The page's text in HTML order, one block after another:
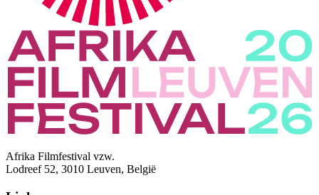
Afrika Filmfestival vzw.
Lodreef 52, 3010 Leuven, België